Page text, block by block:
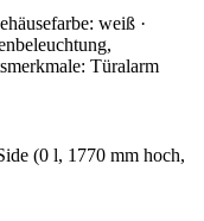
weiß ·
Türalarm